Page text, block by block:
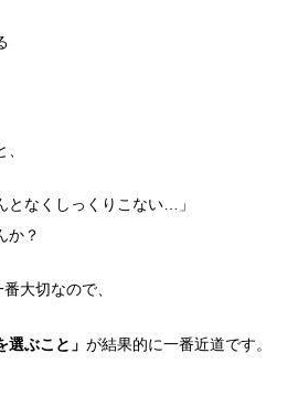
となくしっくりこない…」
か？
大切なので、
選ぶこと」 が結果的に一番近道です。